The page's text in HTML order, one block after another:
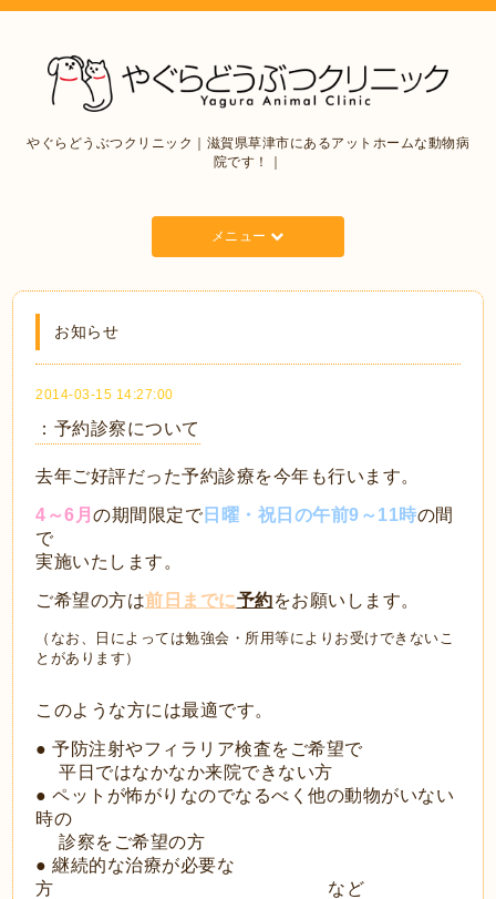
やぐらどうぶつクリニック｜滋賀県草津市にあるアットホームな動物病
院です！｜
メニュー
お知らせ
2014-03-15 14:27:00
：予約診察について
去年ご好評だった予約診療を今年も行います。
4～6月の期間限定で日曜・祝日の午前9～11時の間
で
実施いたします。
ご希望の方は前日までに予約をお願いします。
（なお、日によっては勉強会・所用等によりお受けできないこ
とがあります）
このような方には最適です。
● 予防注射やフィラリア検査をご希望で
平日ではなかなか来院できない方
●ペットが怖がりなのでなるべく他の動物がいない
時の
診察をご希望の方
●継続的な治療が必要な
方 など